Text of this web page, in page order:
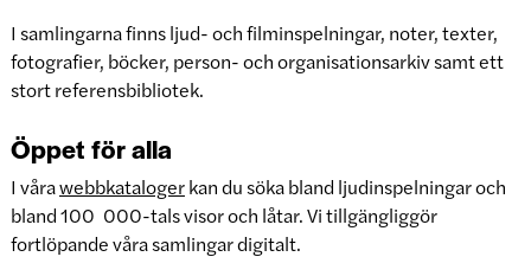
I samlingarna finns ljud- och filminspelningar, noter, texter,
fotografier, böcker, person- och organisationsarkiv samt ett
stort referensbibliotek.
Öppet för alla
I vårawebbkatalogerkan du söka bland ljudinspelningar och
bland 100 000-tals visor och låtar. Vi tillgängliggör
fortlöpande våra samlingar digitalt.